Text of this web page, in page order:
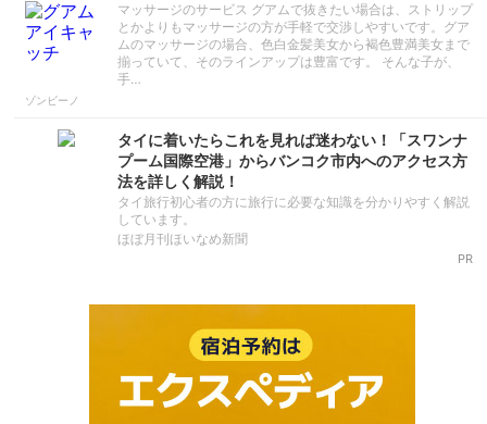
マッサージのサービス グアムで抜きたい場合は、ストリップ
とかよりもマッサージの方が手軽で交渉しやすいです。グア
ムのマッサージの場合、色白金髪美女から褐色豊満美女まで
揃っていて、そのラインアップは豊富です。 そんな子が、
手…
ゾンビーノ
タイに着いたらこれを見れば迷わない！「スワンナ
プーム国際空港」からバンコク市内へのアクセス方
法を詳しく解説！
タイ旅行初心者の方に旅行に必要な知識を分かりやすく解説
しています。
ほぼ月刊ほいなめ新聞
PR